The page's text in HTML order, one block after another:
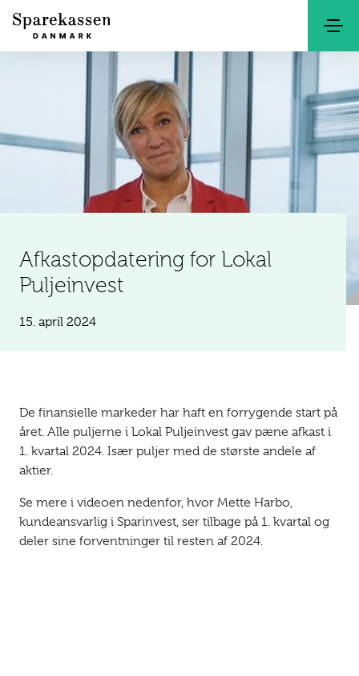
Afkastopdatering for Lokal
Puljeinvest
15. april 2024
De finansielle markeder har haft en forrygende start på
året. Alle puljerne i Lokal Puljeinvest gav pæne afkast i
1. kvartal 2024. Især puljer med de største andele af
aktier.
Se mere i videoen nedenfor, hvor Mette Harbo,
kundeansvarlig i Sparinvest, ser tilbage på 1. kvartal og
deler sine forventninger til resten af 2024.